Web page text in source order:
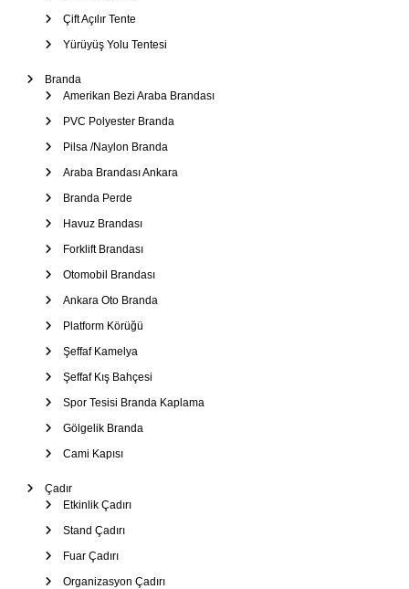
Çift Açılır Tente
Yürüyüş Yolu Tentesi
Branda
Amerikan Bezi Araba Brandası
PVC Polyester Branda
Pilsa /Naylon Branda
Araba Brandası Ankara
Branda Perde
Havuz Brandası
Forklift Brandası
Otomobil Brandası
Ankara Oto Branda
Platform Körüğü
Şeffaf Kamelya
Şeffaf Kış Bahçesi
Spor Tesisi Branda Kaplama
Gölgelik Branda
Cami Kapısı
Çadır
Etkinlik Çadırı
Stand Çadırı
Fuar Çadırı
Organizasyon Çadırı